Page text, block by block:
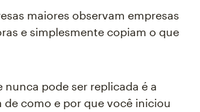
maiores observam empresas
e simplesmente copiam o que
nunca pode ser replicada é a
de como e por que você iniciou